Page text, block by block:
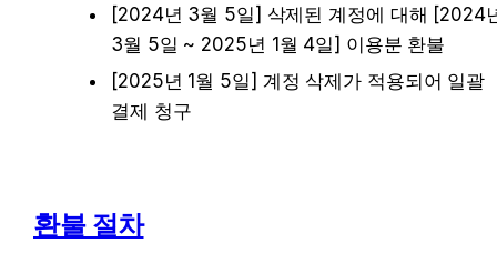
[2024년 3월 5일] 삭제된 계정에 대해 [2024
3월 5일 ~ 2025년 1월 4일] 이용분 환불
[2025년 1월 5일] 계정 삭제가 적용되어 일괄
결제 청구
환불 절차